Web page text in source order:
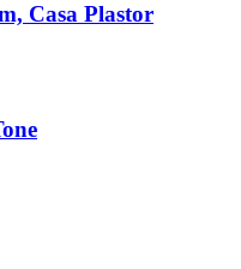
Casa Plastor